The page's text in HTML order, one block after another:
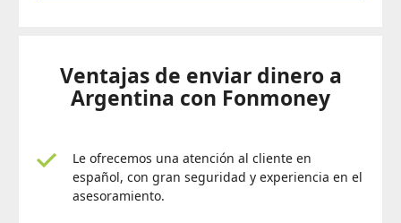
Ventajas de enviar dinero a
Argentina con Fonmoney
Le ofrecemos una atención al cliente en
español, con gran seguridad y experiencia en el
asesoramiento.